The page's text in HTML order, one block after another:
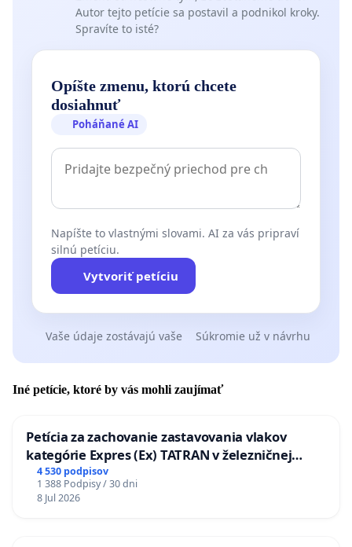
Autor tejto petície sa postavil a podnikol kroky.
Spravíte to isté?
Opíšte zmenu, ktorú chcete
dosiahnuť
Poháňané AI
Napíšte to vlastnými slovami. AI za vás pripraví
silnú petíciu.
Vytvoriť petíciu
Vaše údaje zostávajú vaše Súkromie už v návrhu
Iné petície, ktoré by vás mohli zaujímať
Petícia za zachovanie zastavovania vlakov
kategórie Expres (Ex) TATRAN v železničnej
stanici Púchov
4 530 podpisov
1 388 Podpisy / 30 dni
8 Jul 2026